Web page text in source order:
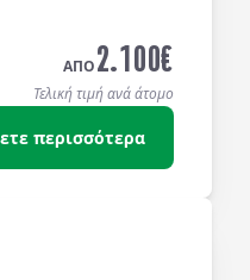
ΑΠΟ2.100€
Τελική τιμή ανά άτομο
περισσότερα